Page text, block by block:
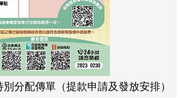
分配傳單（提款申請及發放安排）